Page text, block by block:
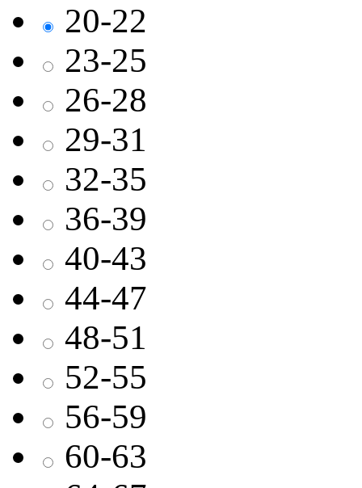
20-22
23-25
26-28
29-31
32-35
36-39
40-43
44-47
48-51
52-55
56-59
60-63